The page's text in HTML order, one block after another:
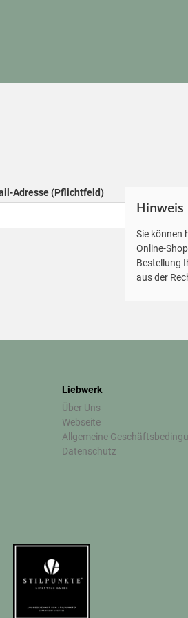
Adresse(Pflichtfeld)
Hinweis
Sie können
Online-
Bestellung
aus der
Liebwerk
Über Uns
Webseite
Allgemeine
Datenschutz